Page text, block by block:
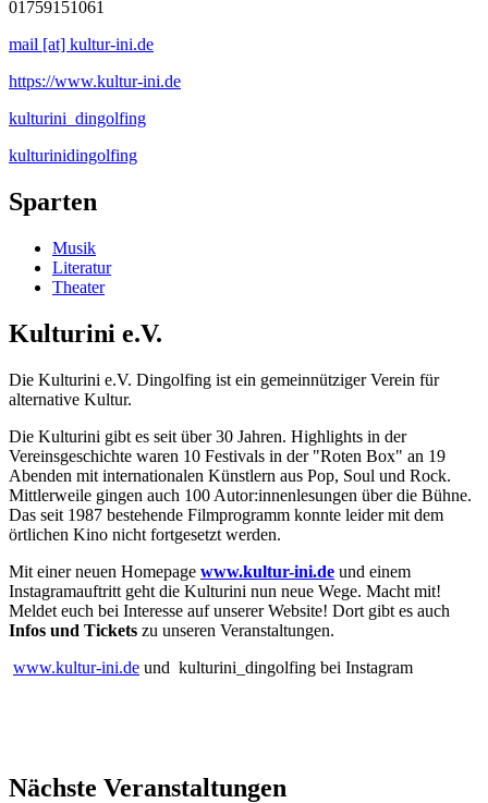
01759151061
mail [at] kultur-ini.de
https://www.kultur-ini.de
kulturini_dingolfing
kulturinidingolfing
Sparten
Musik
Literatur
Theater
Kulturini e.V.
Die Kulturini e.V. Dingolfing ist ein gemeinnütziger Verein für
alternative Kultur.
Die Kulturini gibt es seit über 30 Jahren. Highlights in der
Vereinsgeschichte waren 10 Festivals in der "Roten Box" an 19
Abenden mit internationalen Künstlern aus Pop, Soul und Rock.
Mittlerweile gingen auch 100 Autor:innenlesungen über die Bühne.
Das seit 1987 bestehende Filmprogramm konnte leider mit dem
örtlichen Kino nicht fortgesetzt werden.
Mit einer neuen Homepage www.kultur-ini.de und einem
Instagramauftritt geht die Kulturini nun neue Wege. Macht mit!
Meldet euch bei Interesse auf unserer Website! Dort gibt es auch
Infos und Tickets zu unseren Veranstaltungen.
www.kultur-ini.de und kulturini_dingolfing bei Instagram
Nächste Veranstaltungen